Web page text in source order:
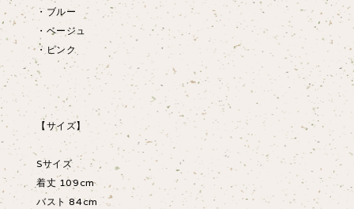
・ブルー
・ベージュ
・ピンク
【サイズ】
Sサイズ
着丈 109cm
バスト 84cm